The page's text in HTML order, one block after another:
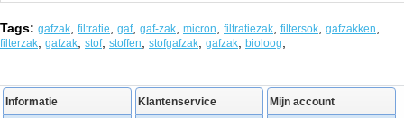
Tags: gafzak filtratie gaf, gaf-zak micron filtratiezak filtersok gafzakken
filterzak gafzak stof, stoffen stofgafzak gafzak bioloog
Informatie Klantenservice Mijn account